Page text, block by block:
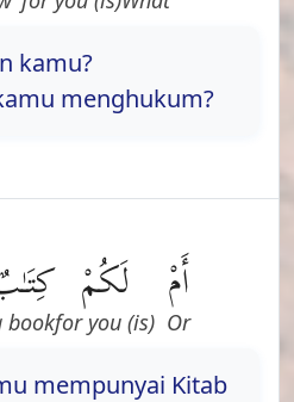
kamu?
menghukum?
أَمْ
Or
لَكُمْ
(is) for you
book
mempunyai Kitab